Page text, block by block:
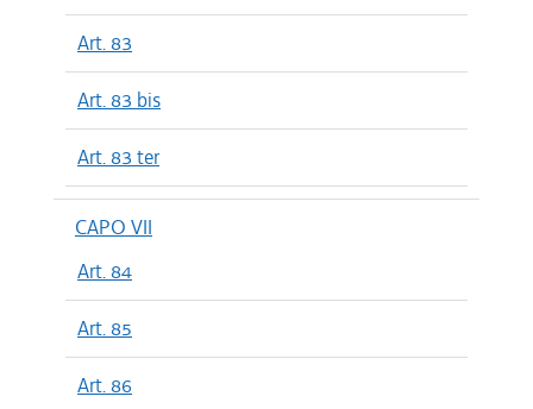
Art. 83
Art. 83 bis
Art. 83 ter
CAPO VII
Art. 84
Art. 85
Art. 86